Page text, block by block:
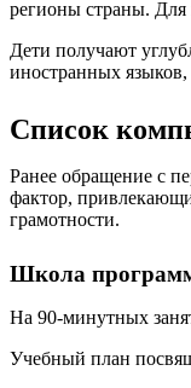
регионы страны. Для
Дети получают
иностранных
Список
Ранее обращение с
фактор,
грамотности.
Школа
На 90-минутных
Учебный план